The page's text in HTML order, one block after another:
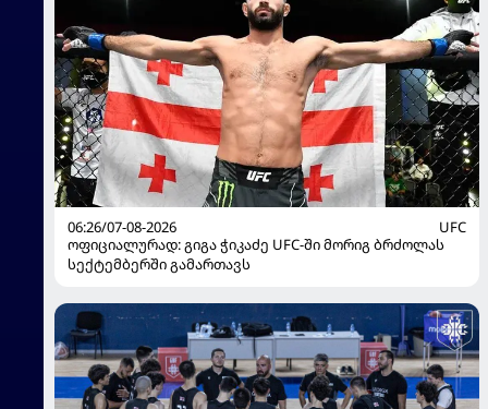
06:26/07-08-2026
UFC
ოფიციალურად: გიგა ჭიკაძე UFC-ში მორიგ ბრძოლას
სექტემბერში გამართავს